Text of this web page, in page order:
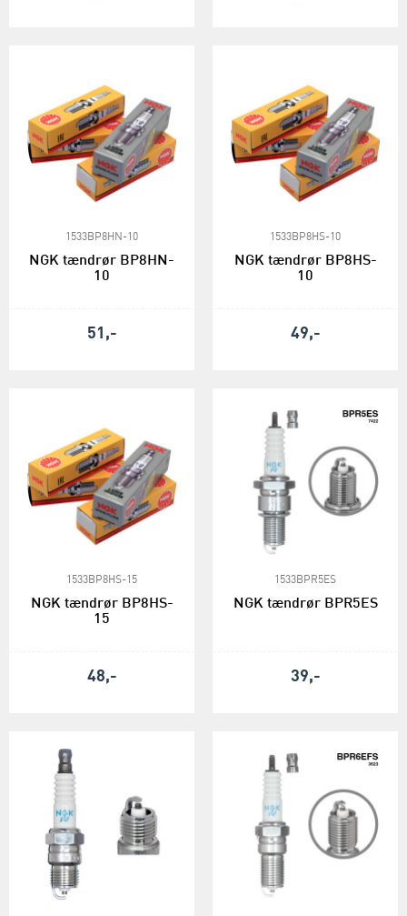
1533BP8HN-10
NGK tændrør BP8HN-
10
51,-
1533BP8HS-10
NGK tændrør BP8HS-
10
49,-
1533BP8HS-15
NGK tændrør BP8HS-
15
48,-
1533BPR5ES
NGK tændrør BPR5ES
39,-